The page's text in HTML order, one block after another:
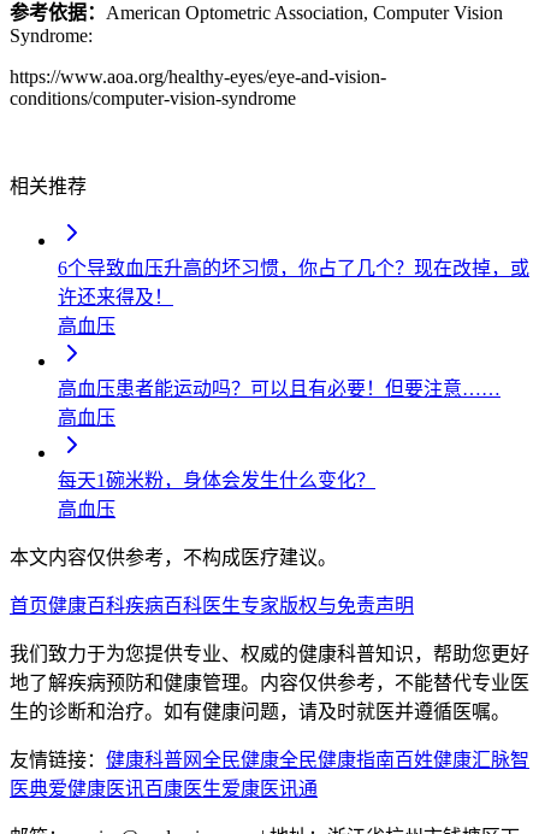
参考依据： American Optometric Association, Computer Vision
Syndrome:
https://www.aoa.org/healthy-eyes/eye-and-vision-
conditions/computer-vision-syndrome
相关推荐
6个导致血压升高的坏习惯，你占了几个？现在改掉，或
许还来得及！
高血压
高血压患者能运动吗？可以且有必要！但要注意……
高血压
每天1碗米粉，身体会发生什么变化？
高血压
本文内容仅供参考，不构成医疗建议。
首页健康百科疾病百科医生专家版权与免责声明
我们致力于为您提供专业、权威的健康科普知识，帮助您更好
地了解疾病预防和健康管理。内容仅供参考，不能替代专业医
生的诊断和治疗。如有健康问题，请及时就医并遵循医嘱。
友情链接： 健康科普网全民健康全民健康指南百姓健康汇脉智
医典爱健康医讯百康医生爱康医讯通